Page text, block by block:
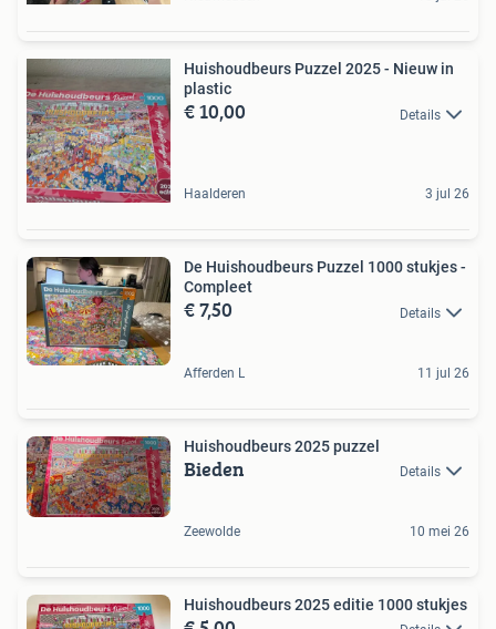
Huishoudbeurs Puzzel 2025 - Nieuw in
plastic
€ 10,00 Details
Haalderen 3 jul 26
De Huishoudbeurs Puzzel 1000 stukjes -
Compleet
€ 7,50 Details
Afferden L 11 jul 26
Huishoudbeurs 2025 puzzel
Bieden Details
Zeewolde 10 mei 26
Huishoudbeurs 2025 editie 1000 stukjes